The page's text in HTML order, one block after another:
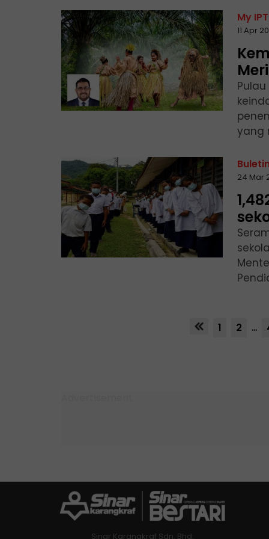
My IPT
11 Apr
yang
24 Mar
1 2 ...
Sinar Karangkraf Sdn. Bhd.